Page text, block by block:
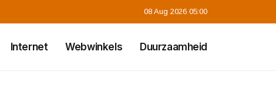
08 Aug 2026 05:00
Internet Webwinkels Duurzaamheid